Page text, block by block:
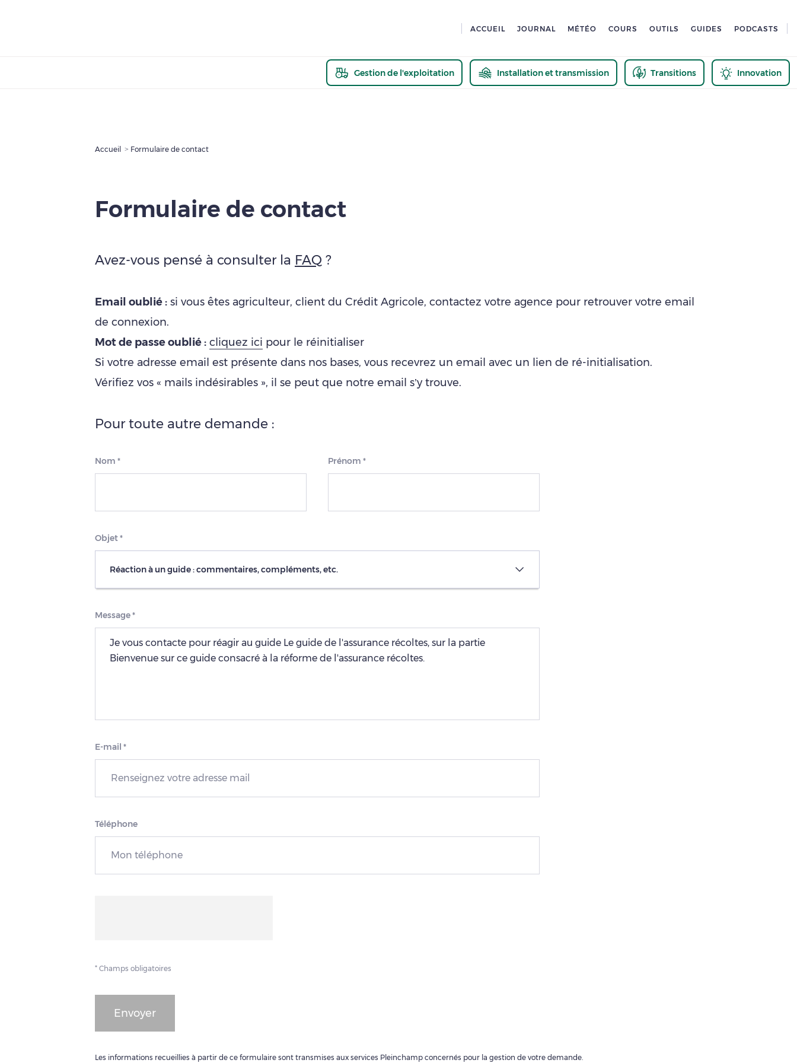
ACCUEIL JOURNAL MÉTÉO COURS OUTILS GUIDES PODCASTS
Gestion de l'exploitation Installation et transmission Transitions Innovation
Accueil Formulaire de contact
Formulaire de contact
Avez-vous pensé à consulter la FAQ ?
Email oublié : si vous êtes agriculteur, client du Crédit Agricole, contactez votre agence pour retrouver votre email
de connexion.
Mot de passe oublié : cliquez ici pour le réinitialiser
Si votre adresse email est présente dans nos bases, vous recevrez un email avec un lien de ré-initialisation.
Vérifiez vos « mails indésirables », il se peut que notre email s’y trouve.
Pour toute autre demande :
Nom * Prénom *
Objet*
Réaction à un guide : commentaires, compléments, etc.
Message*
E-mail *
Téléphone
* Champs obligatoires
Envoyer
Les informations recueillies à partir de ce formulaire sont transmises aux services Pleinchamp concernés pour la gestion de votre demande.